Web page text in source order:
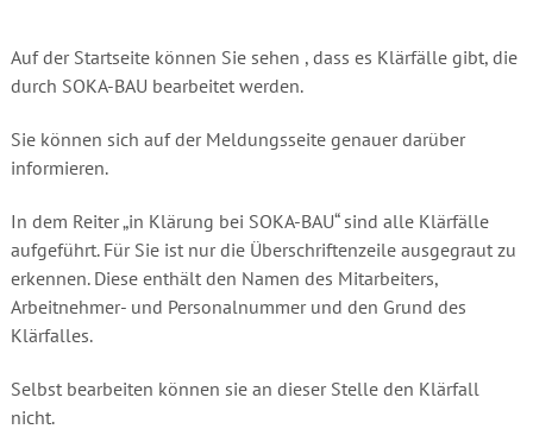
Auf der Startseite können Sie sehen , dass es Klärfälle gibt, die
durch SOKA-BAU bearbeitet werden.
Sie können sich auf der Meldungsseite genauer darüber
informieren.
In dem Reiter „in Klärung bei SOKA-BAU“ sind alle Klärfälle
aufgeführt. Für Sie ist nur die Überschriftenzeile ausgegraut zu
erkennen. Diese enthält den Namen des Mitarbeiters,
Arbeitnehmer- und Personalnummer und den Grund des
Klärfalles.
Selbst bearbeiten können sie an dieser Stelle den Klärfall
nicht.